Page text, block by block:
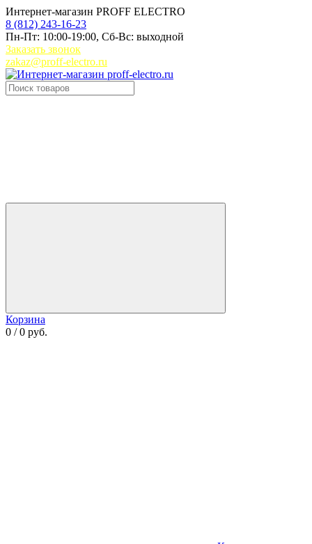
Интернет-магазин PROFF ELECTRO
8 (812) 243-16-23
Пн-Пт: 10:00-19:00, Сб-Вс: выходной
Заказать звонок
zakaz@proff-electro.ru
Корзина
0 / 0 руб.